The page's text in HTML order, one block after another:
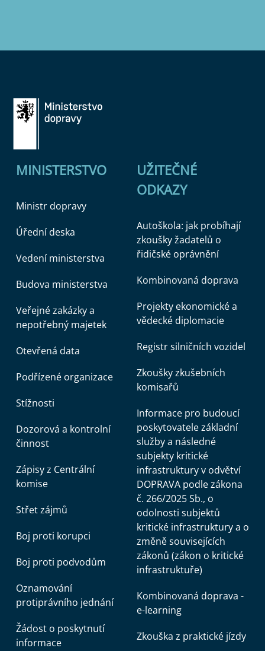
MINISTERSTVO
Ministr dopravy
Úřední deska
Vedení ministerstva
Budova ministerstva
Veřejné zakázky a
nepotřebný majetek
Otevřená data
Podřízené organizace
Stížnosti
Dozorová a kontrolní
činnost
Zápisy z Centrální
komise
Střet zájmů
Boj proti korupci
Boj proti podvodům
Oznamování
protiprávního jednání
Žádost o poskytnutí
informace
UŽITEČNÉ
ODKAZY
Autoškola: jak probíhají
zkoušky žadatelů o
řidičské oprávnění
Kombinovaná doprava
Projekty ekonomické a
vědecké diplomacie
Registr silničních vozidel
Zkoušky zkušebních
komisařů
Informace pro budoucí
poskytovatele základní
služby a následné
subjekty kritické
infrastruktury v odvětví
DOPRAVA podle zákona
č. 266/2025 Sb., o
odolnosti subjektů
kritické infrastruktury a o
změně souvisejících
zákonů (zákon o kritické
infrastruktuře)
Kombinovaná doprava -
e-learning
Zkouška z praktické jízdy